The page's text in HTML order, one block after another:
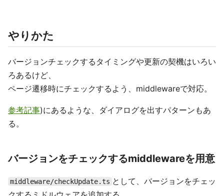
やりかた
バージョンチェックするタイミングや更新の契機はいろい
ろあるけど、
ページ遷移時にチェックするよう、middlewareで対応。
参考記事)にあるような、ダイアログを出すパターンもあ
る。
バージョンをチェックするmiddlewareを用意
middleware/checkUpdate.ts として、バージョンをチェッ